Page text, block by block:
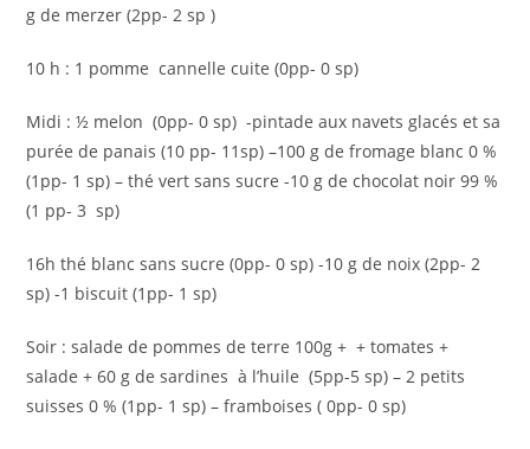
g de merzer (2pp- 2 sp )
10 h : 1 pomme cannelle cuite (0pp- 0 sp)
Midi : ½ melon (0pp- 0 sp) -pintade aux navets glacés et sa
purée de panais (10 pp- 11sp) –100 g de fromage blanc 0 %
(1pp- 1 sp) – thé vert sans sucre -10 g de chocolat noir 99 %
(1 pp- 3 sp)
16h thé blanc sans sucre (0pp- 0 sp) -10 g de noix (2pp- 2
sp) -1 biscuit (1pp- 1 sp)
Soir : salade de pommes de terre 100g + + tomates +
salade + 60 g de sardines à l’huile (5pp-5 sp) – 2 petits
suisses 0 % (1pp- 1 sp) – framboises ( 0pp- 0 sp)